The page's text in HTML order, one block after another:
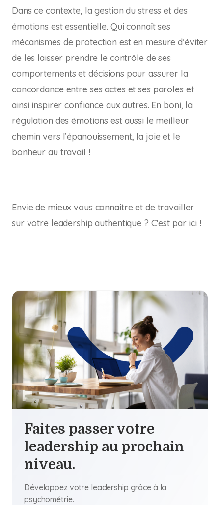
Dans ce contexte, la gestion du stress et des
émotions est essentielle. Qui connaît ses
mécanismes de protection est en mesure d’éviter
de les laisser prendre le contrôle de ses
comportements et décisions pour assurer la
concordance entre ses actes et ses paroles et
ainsi inspirer confiance aux autres. En boni, la
régulation des émotions est aussi le meilleur
chemin vers l’épanouissement, la joie et le
bonheur au travail !
Envie de mieux vous connaître et de travailler
sur votre leadership authentique ? C'est par ici !
Faites passer votre
leadership au prochain
niveau.
Développez votre leadership grâce à la
psychométrie.